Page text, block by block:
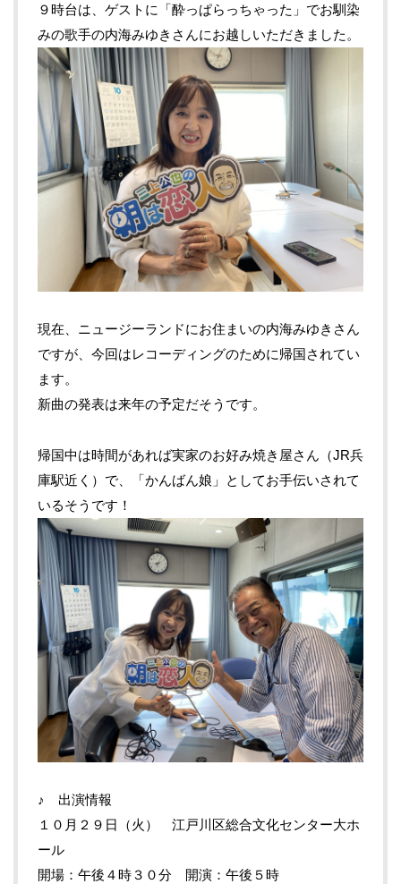
９時台は、ゲストに「酔っぱらっちゃった」でお馴染
みの歌手の内海みゆきさんにお越しいただきました。
現在、ニュージーランドにお住まいの内海みゆきさん
ですが、今回はレコーディングのために帰国されてい
ます。
新曲の発表は来年の予定だそうです。
帰国中は時間があれば実家のお好み焼き屋さん（JR兵
庫駅近く）で、「かんばん娘」としてお手伝いされて
いるそうです！
♪ 出演情報
１０月２９日（火） 江戸川区総合文化センター大ホ
ール
開場：午後４時３０分 開演：午後５時